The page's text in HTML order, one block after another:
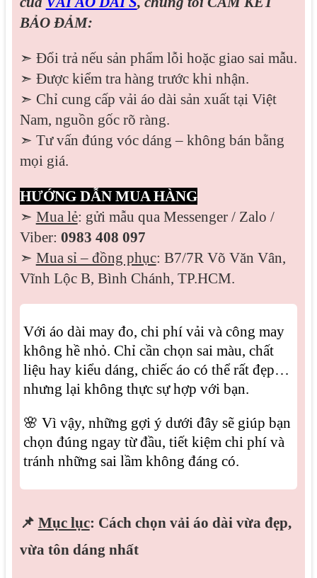
BẢO ĐẢM:
➣ Đổi trả nếu sản phẩm lỗi hoặc giao sai mẫu.
➣ Được kiểm tra hàng trước khi nhận.
➣ Chỉ cung cấp vải áo dài sản xuất tại Việt
Nam, nguồn gốc rõ ràng.
➣ Tư vấn đúng vóc dáng – không bán bằng
mọi giá.
HƯỚNG DẪN MUA HÀNG
➣ Mua lẻ: gửi mẫu qua Messenger / Zalo /
Viber: 0983 408 097
➣ Mua sỉ – đồng phục: B7/7R Võ Văn Vân,
Vĩnh Lộc B, Bình Chánh, TP.HCM.
Với áo dài may đo, chi phí vải và công may
không hề nhỏ. Chỉ cần chọn sai màu, chất
liệu hay kiểu dáng, chiếc áo có thể rất đẹp…
nhưng lại không thực sự hợp với bạn.
🌸 Vì vậy, những gợi ý dưới đây sẽ giúp bạn
chọn đúng ngay từ đầu, tiết kiệm chi phí và
tránh những sai lầm không đáng có.
📌 Mục lục: Cách chọn vải áo dài vừa đẹp,
vừa tôn dáng nhất